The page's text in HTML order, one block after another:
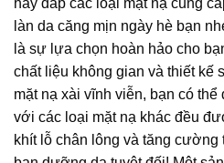
làn da căng mịn ngày hè bạn
là sự lựa chọn hoàn hảo cho
chất liệu không gian và thiết kế
mặt nạ xài vĩnh viễn, bạn có
với các loại mặt nạ khác đều
khít lỗ chân lông và tăng